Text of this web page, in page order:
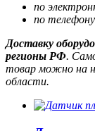
по
по телефону
Доставку
регионы РФ.
товар можно на
области.